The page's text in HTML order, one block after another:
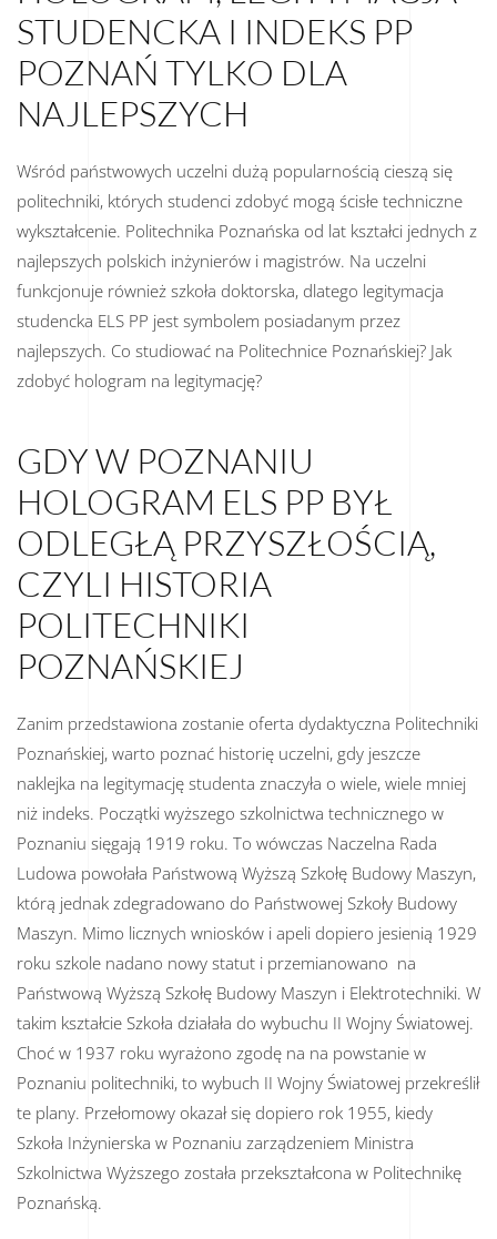
STUDENCKA I INDEKS PP
POZNAŃ TYLKO DLA
NAJLEPSZYCH
Wśród państwowych uczelni dużą popularnością cieszą się
politechniki, których studenci zdobyć mogą ścisłe techniczne
wykształcenie. Politechnika Poznańska od lat kształci jednych z
najlepszych polskich inżynierów i magistrów. Na uczelni
funkcjonuje również szkoła doktorska, dlatego legitymacja
studencka ELS PP jest symbolem posiadanym przez
najlepszych. Co studiować na Politechnice Poznańskiej? Jak
zdobyć hologram na legitymację?
GDY W POZNANIU
HOLOGRAM ELS PP BYŁ
ODLEGŁĄ PRZYSZŁOŚCIĄ,
CZYLI HISTORIA
POLITECHNIKI
POZNAŃSKIEJ
Zanim przedstawiona zostanie oferta dydaktyczna Politechniki
Poznańskiej, warto poznać historię uczelni, gdy jeszcze
naklejka na legitymację studenta znaczyła o wiele, wiele mniej
niż indeks. Początki wyższego szkolnictwa technicznego w
Poznaniu sięgają 1919 roku. To wówczas Naczelna Rada
Ludowa powołała Państwową Wyższą Szkołę Budowy Maszyn,
którą jednak zdegradowano do Państwowej Szkoły Budowy
Maszyn. Mimo licznych wniosków i apeli dopiero jesienią 1929
roku szkole nadano nowy statut i przemianowano na
Państwową Wyższą Szkołę Budowy Maszyn i Elektrotechniki. W
takim kształcie Szkoła działała do wybuchu II Wojny Światowej.
Choć w 1937 roku wyrażono zgodę na na powstanie w
Poznaniu politechniki, to wybuch II Wojny Światowej przekreślił
te plany. Przełomowy okazał się dopiero rok 1955, kiedy
Szkoła Inżynierska w Poznaniu zarządzeniem Ministra
Szkolnictwa Wyższego została przekształcona w Politechnikę
Poznańską.